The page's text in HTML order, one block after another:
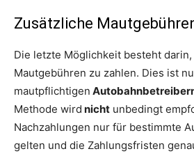
Zusätzliche
Die letzte Möglichkeit besteht
Mautgebühren zu zahlen. Dies ist
mautpflichtigen
Methode wird nicht unbedingt
Nachzahlungen nur für bestimmte
gelten und die Zahlungsfristen